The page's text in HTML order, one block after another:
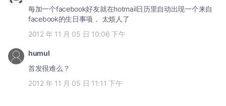
每加一个facebook好友就在hotmail日历里自动出现一个来自
facebook的生日事项， 太烦人了
2012 年 11 月 05 日 10:06 下午
humul
首发很难么？
2012 年 11 月 05 日 11:11 下午